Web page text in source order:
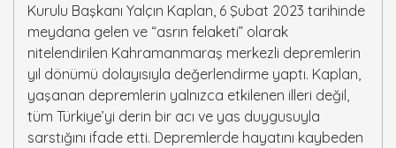
Kurulu Başkanı Yalçın Kaplan, 6 Şubat 2023 tarihinde
meydana gelen ve “asrın felaketi” olarak
nitelendirilen Kahramanmaraş merkezli depremlerin
yıl dönümü dolayısıyla değerlendirme yaptı. Kaplan,
yaşanan depremlerin yalnızca etkilenen illeri değil,
tüm Türkiye’yi derin bir acı ve yas duygusuyla
sarstığını ifade etti. Depremlerde hayatını kaybeden